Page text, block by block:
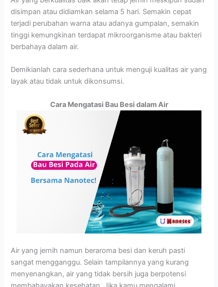
disimpan atau didiamkan selama 5 hari. Semakin cepat
terjadi perubahan warna atau adanya gumpalan, semakin
tinggi kemungkinan terdapat mikroorganisme atau bakteri
berbahaya dalam air.
Demikianlah cara sederhana untuk menguji kualitas air yang
layak atau tidak untuk dikonsumsi.
Cara Mengatasi Bau Besi dalam Air
Air yang jernih namun beraroma besi dan keruh pasti
sangat mengganggu. Selain tampilannya yang kurang
menyenangkan, air yang tidak bersih juga berpotensi